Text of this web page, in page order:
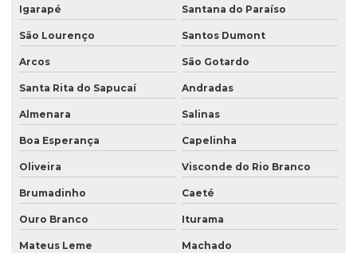
Igarapé Santana do Paraíso
São Lourenço Santos Dumont
Arcos São Gotardo
Santa Rita do Sapucaí Andradas
Almenara Salinas
Boa Esperança Capelinha
Oliveira Visconde do Rio Branco
Brumadinho Caeté
Ouro Branco Iturama
Mateus Leme Machado